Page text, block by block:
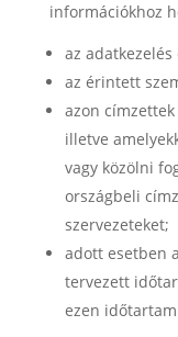
információkhoz
az adatkezelés
az érintett
azon
illetve
vagy közölni
országbeli
szervezeteket;
adott esetben
tervezett
ezen